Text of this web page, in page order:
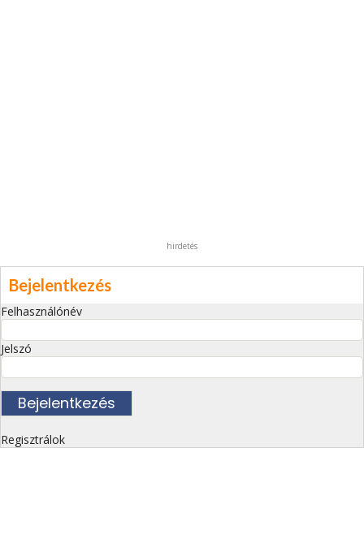
hirdetés
Bejelentkezés
Felhasználónév
Jelszó
Regisztrálok